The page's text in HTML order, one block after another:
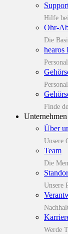
Hilfe
Ohr-
Die
hearos
Finde
Unternehmen
Über
Unsere
Team
Die
Unsere
Werde